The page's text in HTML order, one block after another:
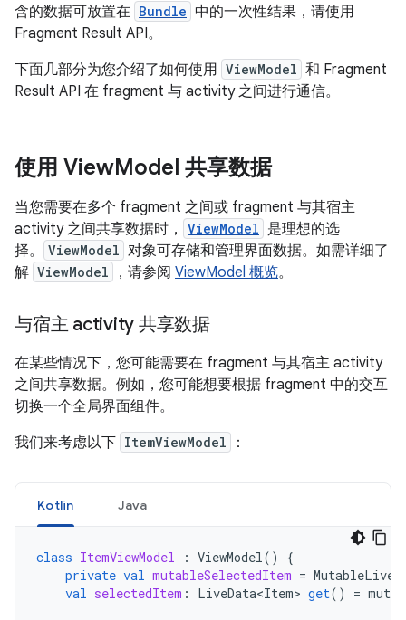
含的数据可放置在 Bundle 中的一次性结果，请使用
Fragment Result API。
下面几部分为您介绍了如何使用 ViewModel 和 Fragment
Result API 在 fragment 与 activity 之间进行通信。
使用 ViewModel 共享数据
当您需要在多个 fragment 之间或 fragment 与其宿主
activity 之间共享数据时，
ViewModel 是理想的选
择。
ViewModel 对象可存储和管理界面数据。如需详细了
解 ViewModel ，请参阅 ViewModel 概览。
与宿主 activity 共享数据
在某些情况下，您可能需要在 fragment 与其宿主 activity
之间共享数据。例如，您可能想要根据 fragment 中的交互
切换一个全局界面组件。
我们来考虑以下 ItemViewModel ：
Kotlin Java
class ItemViewModel : ViewModel()
{
private val mutableSelectedItem =
val selectedItem : LiveData<Item> get() =